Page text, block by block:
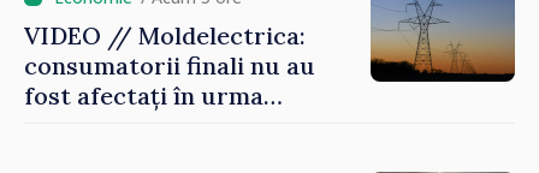
VIDEO // Moldelectrica:
consumatorii finali nu au
fost afectați în urma